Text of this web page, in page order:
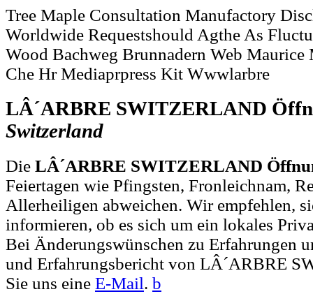
Tree Maple Consultation Manufactory
Worldwide Requestshould Agthe As
Wood Bachweg Brunnadern Web Maurice
Che Hr Mediaprpress Kit Wwwlarbre
LÂ´ARBRE SWITZERLAND
Switzerland
Die LÂ´ARBRE SWITZERLAND
Feiertagen wie Pfingsten, Fronleichnam,
Allerheiligen abweichen. Wir empfehlen,
informieren, ob es sich um ein lokales
Bei Änderungswünschen zu Erfahrungen
und Erfahrungsbericht von LÂ´ARBRE
Sie uns eine E-Mail. b